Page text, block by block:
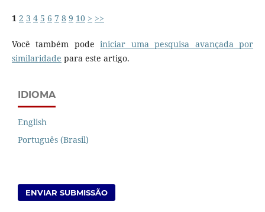
1 2 3 4 5 6 7 8 9 10 > >>
Você também podeiniciar uma pesquisa avançada por
similaridade para este artigo.
IDIOMA
English
Português (Brasil)
ENVIAR SUBMISSÃO